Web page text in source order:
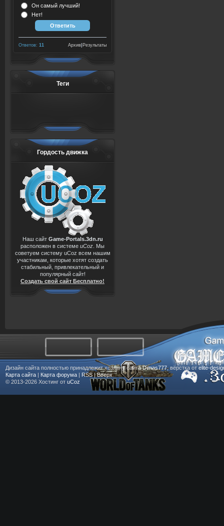
Он самый лучший!
Нет!
Ответов: 11 Результаты
Архив
Теги
Гордость движка
Наш сайт Game-Portals.3dn.ru
расположен в системе uCoz . Мы
советуем систему uCoz всем нашим
участникам, которые хотят создать
стабильный, привлекательный и
популярный сайт!
Создать свой сайт Бесплатно!
Дизайн сайта полностью принадлежит хозяину сайтаDimas777, вёрстка от elite-
Карта сайта | Карта форума | RSS|Вверх
© 2013-2026 Хостинг от uCoz